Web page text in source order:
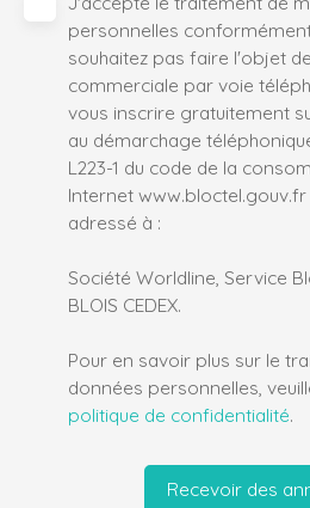
personnelles conformément
souhaitez pas faire l'objet
commerciale par voie
vous inscrire gratuitement
au démarchage
L223-1 du code de la
Internet
adressé à :
Société Worldline, Service
BLOIS CEDEX.
Pour en savoir plus sur le
données personnelles,
politique de confidentialité.
Recevoir des